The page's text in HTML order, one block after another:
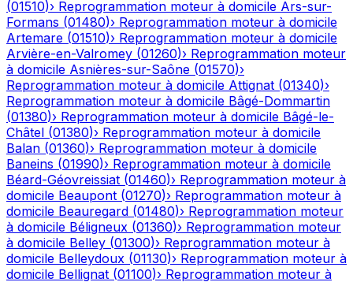
(01510)› Reprogrammation moteur à domicile Ars-sur-
Formans (01480)› Reprogrammation moteur à domicile
Artemare (01510)› Reprogrammation moteur à domicile
Arvière-en-Valromey (01260)› Reprogrammation moteur
à domicile Asnières-sur-Saône (01570)›
Reprogrammation moteur à domicile Attignat (01340)›
Reprogrammation moteur à domicile Bâgé-Dommartin
(01380)› Reprogrammation moteur à domicile Bâgé-le-
Châtel (01380)› Reprogrammation moteur à domicile
Balan (01360)› Reprogrammation moteur à domicile
Baneins (01990)› Reprogrammation moteur à domicile
Béard-Géovreissiat (01460)› Reprogrammation moteur à
domicile Beaupont (01270)› Reprogrammation moteur à
domicile Beauregard (01480)› Reprogrammation moteur
à domicile Béligneux (01360)› Reprogrammation moteur
à domicile Belley (01300)› Reprogrammation moteur à
domicile Belleydoux (01130)› Reprogrammation moteur à
domicile Bellignat (01100)› Reprogrammation moteur à